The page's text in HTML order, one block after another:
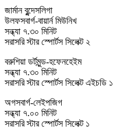
জার্মান বুন্দেসলিগা
উলফসবার্গ-বায়ার্ন মিউনিখ
সন্ধ্যা ৭.৩০ মিনিট
সরাসরি স্টার স্পোর্টস সিলেক্ট ২
বরুশিয়া ডর্টমুন্ড-হফেনহেইম
সন্ধ্যা ৭.৩০ মিনিট
সরাসরি স্টার স্পোর্টস সিলেক্ট এইচডি ১
অগসবার্গ-লেইপজিগ
সন্ধ্যা ৭.০০ মিনিট
সরাসরি স্টার স্পোর্টস সিলেক্ট ১